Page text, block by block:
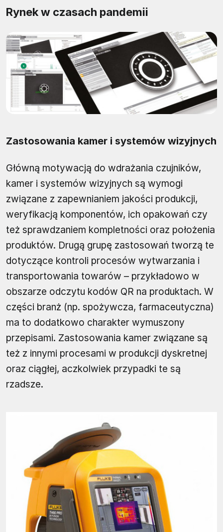
Rynek w czasach pandemii
Zastosowania kamer i systemów wizyjnych
Główną motywacją do wdrażania czujników,
kamer i systemów wizyjnych są wymogi
związane z zapewnianiem jakości produkcji,
weryfikacją komponentów, ich opakowań czy
też sprawdzaniem kompletności oraz położenia
produktów. Drugą grupę zastosowań tworzą te
dotyczące kontroli procesów wytwarzania i
transportowania towarów – przykładowo w
obszarze odczytu kodów QR na produktach. W
części branż (np. spożywcza, farmaceutyczna)
ma to dodatkowo charakter wymuszony
przepisami. Zastosowania kamer związane są
też z innymi procesami w produkcji dyskretnej
oraz ciągłej, aczkolwiek przypadki te są
rzadsze.